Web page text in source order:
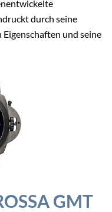
durch seine
und seine
GMT